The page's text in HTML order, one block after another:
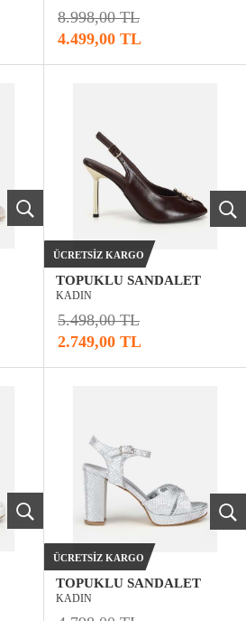
8.998,00 TL
4.499,00 TL
TOPUKLU SANDALET
KADIN
5.498,00 TL
2.749,00 TL
ÜCRETSIZ KARGO
TOPUKLU SANDALET
KADIN
ÜCRETSIZ KARGO